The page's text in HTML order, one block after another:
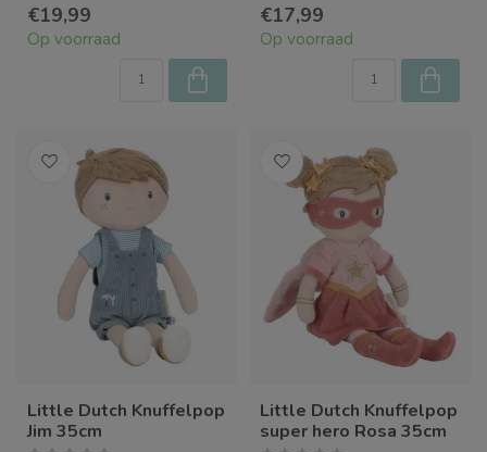
€19,99
Op voorraad
€17,99
Op voorraad
Little Dutch Knuffelpop
Jim 35cm
Little Dutch Knuffelpop
super hero Rosa 35cm